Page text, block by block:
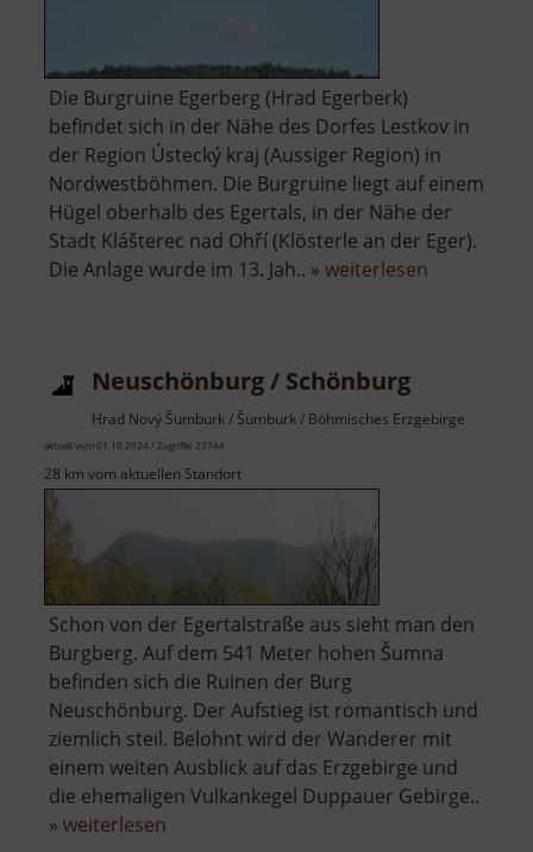
Die Burgruine Egerberg (Hrad Egerberk)
befindet sich in der Nähe des Dorfes Lestkov in
der Region Ústecký kraj (Aussiger Region) in
Nordwestböhmen. Die Burgruine liegt auf einem
Hügel oberhalb des Egertals, in der Nähe der
Stadt Klášterec nad Ohří (Klösterle an der Eger).
Die Anlage wurde im 13. Jah.. » weiterlesen
Neuschönburg / Schönburg
Hrad Nový Šumburk / Šumburk / Böhmisches Erzgebirge
aktuell vom 01.10.2024 / Zugriffe: 23744
28 km vom aktuellen Standort
Schon von der Egertalstraße aus sieht man den
Burgberg. Auf dem 541 Meter hohen Šumna
befinden sich die Ruinen der Burg
Neuschönburg. Der Aufstieg ist romantisch und
ziemlich steil. Belohnt wird der Wanderer mit
einem weiten Ausblick auf das Erzgebirge und
die ehemaligen Vulkankegel Duppauer Gebirge..
» weiterlesen